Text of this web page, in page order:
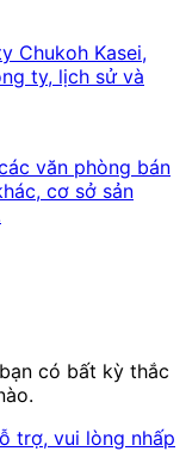
Chukoh Kasei,
ty, lịch sử và
văn phòng bán
cơ sở sản
có bất kỳ thắc
trợ, vui lòng nhấp